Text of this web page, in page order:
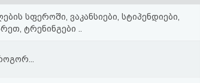
სფეროში, ვაკანსიები, სტიპენდიები,
ტრენინგები ..